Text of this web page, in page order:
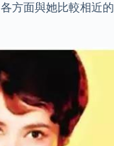
方面與她比較相近的